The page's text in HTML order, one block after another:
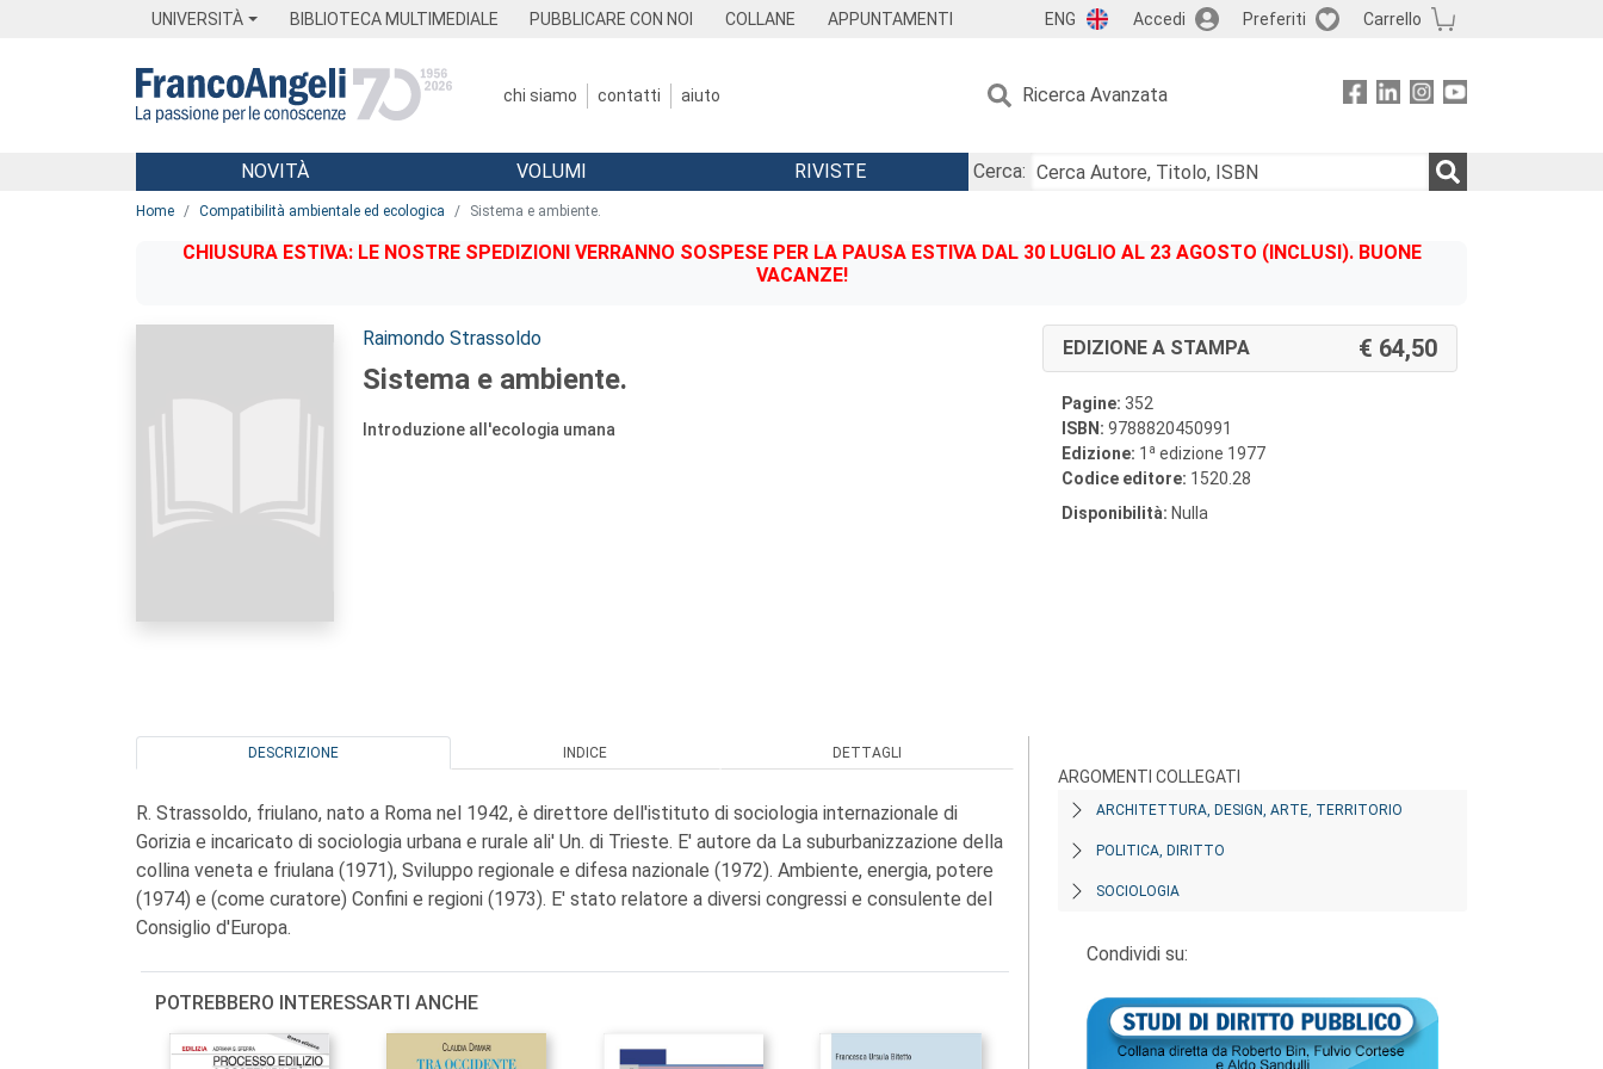
UNIVERSITÀ BIBLIOTECA MULTIMEDIALE PUBBLICARE CON NOI COLLANE APPUNTAMENTI ENG Accedi Preferiti Carrello
chi siamo contatti aiuto Ricerca Avanzata
Menu
NOVITÀ VOLUMI RIVISTE
Cerca:
Home Compatibilità ambientale ed ecologica Sistema e ambiente.
CHIUSURA ESTIVA: LE NOSTRE SPEDIZIONI VERRANNO SOSPESE PER LA PAUSA ESTIVA DAL 30 LUGLIO AL 23 AGOSTO (INCLUSI). BUONE
VACANZE!
Autori:
Raimondo Strassoldo
Sistema e ambiente.
Introduzione all'ecologia umana
EDIZIONE A STAMPA 64,50
Pagine: 352
ISBN: 9788820450991
Edizione: 1 a edizione 1977
Codice editore: 1520.28
Disponibilità: Nulla
DESCRIZIONE INDICE DETTAGLI
R. Strassoldo, friulano, nato a Roma nel 1942, è direttore dell'istituto di sociologia internazionale di
Gorizia e incaricato di sociologia urbana e rurale ali' Un. di Trieste. E' autore da La suburbanizzazione della
collina veneta e friulana (1971), Sviluppo regionale e difesa nazionale (1972). Ambiente, energia, potere
(1974) e (come curatore) Confini e regioni (1973). E' stato relatore a diversi congressi e consulente del
Consiglio d'Europa.
POTREBBERO INTERESSARTI ANCHE
ARGOMENTI COLLEGATI
ARCHITETTURA, DESIGN, ARTE, TERRITORIO
POLITICA, DIRITTO
SOCIOLOGIA
Condividi su: